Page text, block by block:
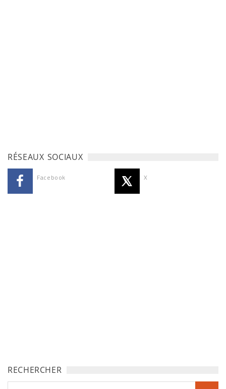
RÉSEAUX SOCIAUX
Facebook X
RECHERCHER